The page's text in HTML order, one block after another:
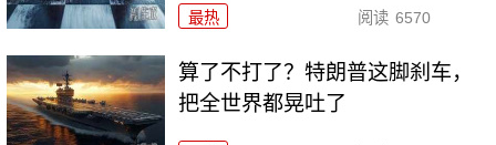
最热 阅读 6570
算了不打了？特朗普这脚刹车，
把全世界都晃吐了